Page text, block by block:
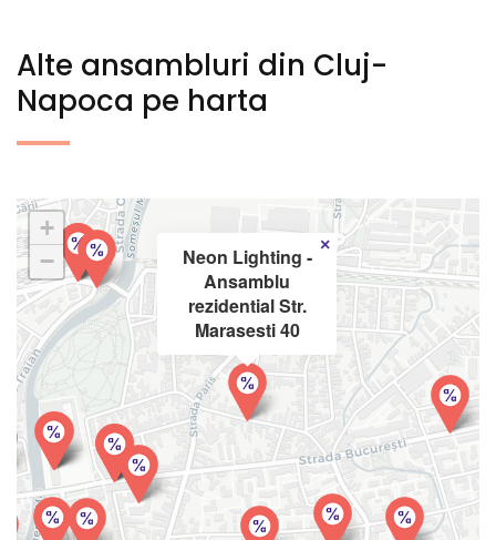
Alte ansambluri din Cluj-
Napoca pe harta
Neon Lighting -
Ansamblu
rezidential Str.
Marasesti 40
×
+
−